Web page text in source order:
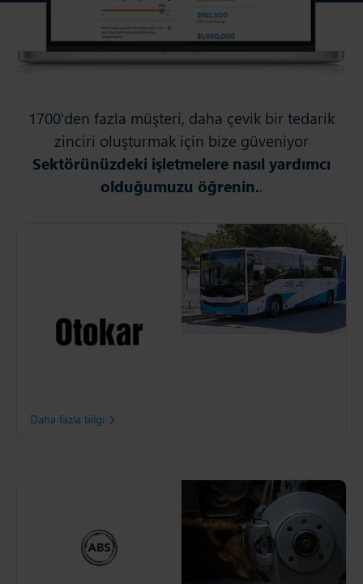
1700'den fazla müşteri, daha çevik bir tedarik
zinciri oluşturmak için bize güveniyor
Sektörünüzdeki işletmelere nasıl yardımcı
olduğumuzu öğrenin..
Otokar, manuel işleri
azaltmak için tedarik zinciri
Daha fazla bilgi
ABS All Brake Systems için
müşterilerine sürekli yüksek
ürün bulunurluğu sağlamak